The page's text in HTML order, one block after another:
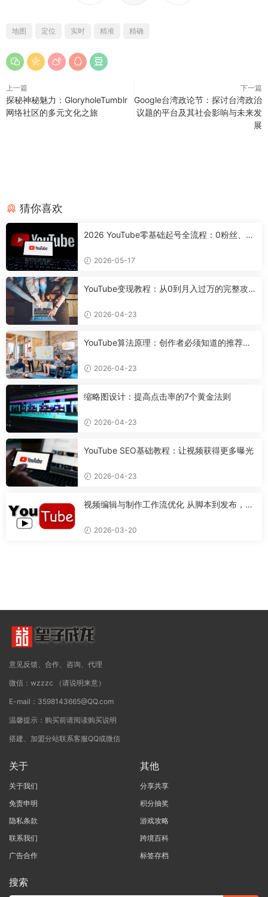
地图 定位 实时 精准 精确
上一篇
探秘神秘魅力：GloryholeTumblr
网络社区的多元文化之旅
下一篇
Google台湾政论节：探讨台湾政治
议题的平台及其社会影响与未来发
展
猜你喜欢
2026 YouTube零基础起号全流程：0粉丝、0
2026-05-17
YouTube变现教程：从0到月入过万的完整攻
2026-04-23
YouTube算法原理：创作者必须知道的推荐机
2026-04-23
缩略图设计：提高点击率的7个黄金法则
2026-04-23
YouTube SEO基础教程：让视频获得更多曝光
2026-04-23
视频编辑与制作工作流优化 从脚本到发布，打
2026-03-20
意见反馈、合作、咨询、代理
微信：wzzzc （请说明来意）
E-mail：3598143665@QQ.com
温馨提示：购买前请阅读购买说明
搭建、加盟分站联系客服QQ或微信
关于
关于我们
免责申明
隐私条款
联系我们
广告合作
其他
分享共享
积分抽奖
游戏攻略
跨境百科
标签存档
搜索